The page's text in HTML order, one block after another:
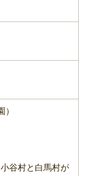
谷村と白馬村が